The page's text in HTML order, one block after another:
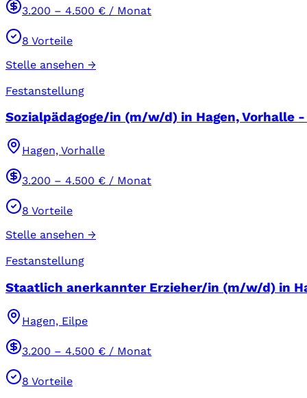
3.200 – 4.500 € / Monat
8 Vorteile
Stelle ansehen →
Festanstellung
Sozialpädagoge/in (m/w/d) in Hagen, Vorhalle
Hagen, Vorhalle
3.200 – 4.500 € / Monat
8 Vorteile
Stelle ansehen →
Festanstellung
Staatlich anerkannter Erzieher/in (m/w/d) in
Hagen, Eilpe
3.200 – 4.500 € / Monat
8 Vorteile